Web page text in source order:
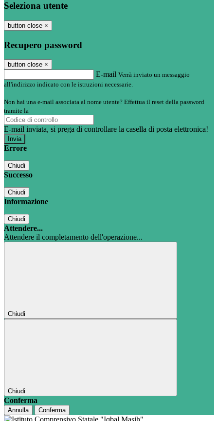
Seleziona utente
button close ×
Recupero password
button close ×
E-mail Verrà inviato un messaggio
all'indirizzo indicato con le istruzioni necessarie.
Non hai una e-mail associata al nome utente? Effettua il reset della password
tramite la
E-mail inviata, si prega di controllare la casella di posta elettronica!
Errore
Chiudi
Successo
Chiudi
Informazione
Chiudi
Attendere...
Attendere il completamento dell'operazione...
Chiudi
Chiudi
Conferma
Annulla Conferma